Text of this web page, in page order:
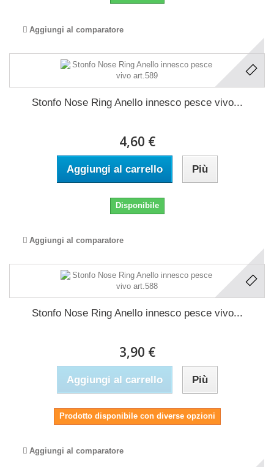
Aggiungi al comparatore
Stonfo Nose Ring Anello innesco pesce vivo...
4,60 €
Aggiungi al carrello Più
Disponibile
Aggiungi al comparatore
Stonfo Nose Ring Anello innesco pesce vivo...
3,90 €
Aggiungi al carrello Più
Prodotto disponibile con diverse opzioni
Aggiungi al comparatore